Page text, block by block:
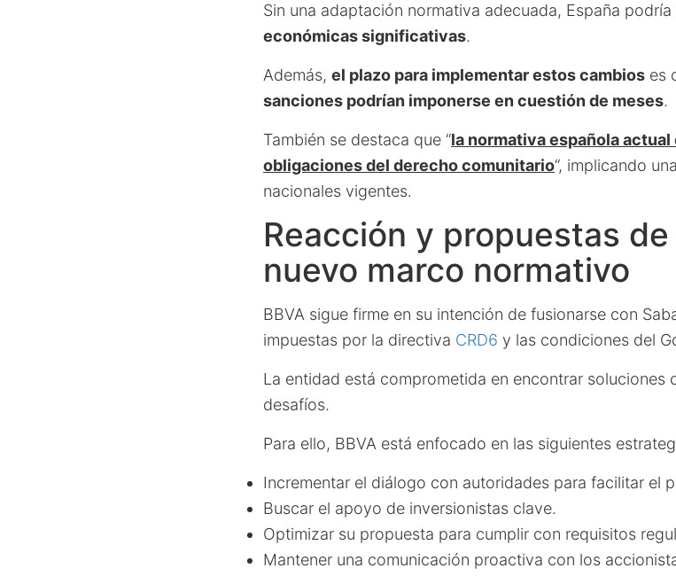
Sin una adaptación normativa adecuada, España podría
económicas significativas.
Además, el plazo para implementar estos cambios es
sanciones podrían imponerse en cuestión de meses.
También se destaca que “la normativa española
obligaciones del derecho comunitario“, implicando
nacionales vigentes.
Reacción y propuestas
nuevo marco normativo
BBVA sigue firme en su intención de fusionarse con
impuestas por la directiva CRD6 y las condiciones del
La entidad está comprometida en encontrar soluciones
desafíos.
Para ello, BBVA está enfocado en las siguientes
Incrementar el diálogo con autoridades para facilitar el
Buscar el apoyo de inversionistas clave.
Optimizar su propuesta para cumplir con requisitos
Mantener una comunicación proactiva con los